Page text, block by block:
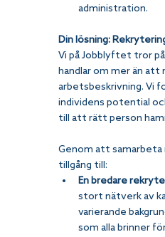
administration.
Din lösning:
Vi på Jobblyftet tror
handlar om mer än att
arbetsbeskrivning. Vi
individens potential
till att rätt person
Genom att samarbeta
tillgång till:
En bredare
stort nätverk av
varierande
som alla brinner